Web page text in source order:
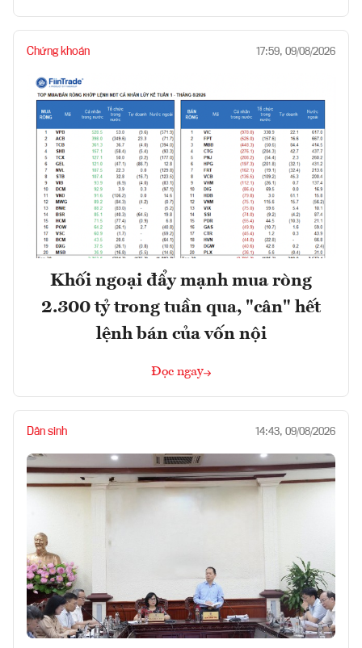
Chứng khoán 17:59, 09/08/2026
Khối ngoại đẩy mạnh mua ròng
2.300 tỷ trong tuần qua, "cân" hết
lệnh bán của vốn nội
Đọc ngay
Dân sinh 14:43, 09/08/2026